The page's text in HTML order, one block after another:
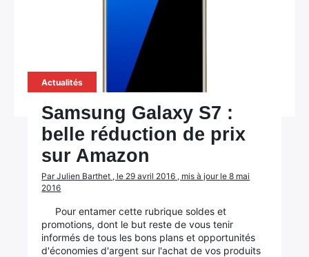
Actualités
Samsung Galaxy S7 :
belle réduction de prix
sur Amazon
Par Julien Barthet , le 29 avril 2016 , mis à jour le 8 mai
2016
Pour entamer cette rubrique soldes et
promotions, dont le but reste de vous tenir
informés de tous les bons plans et opportunités
d'économies d'argent sur l'achat de vos produits